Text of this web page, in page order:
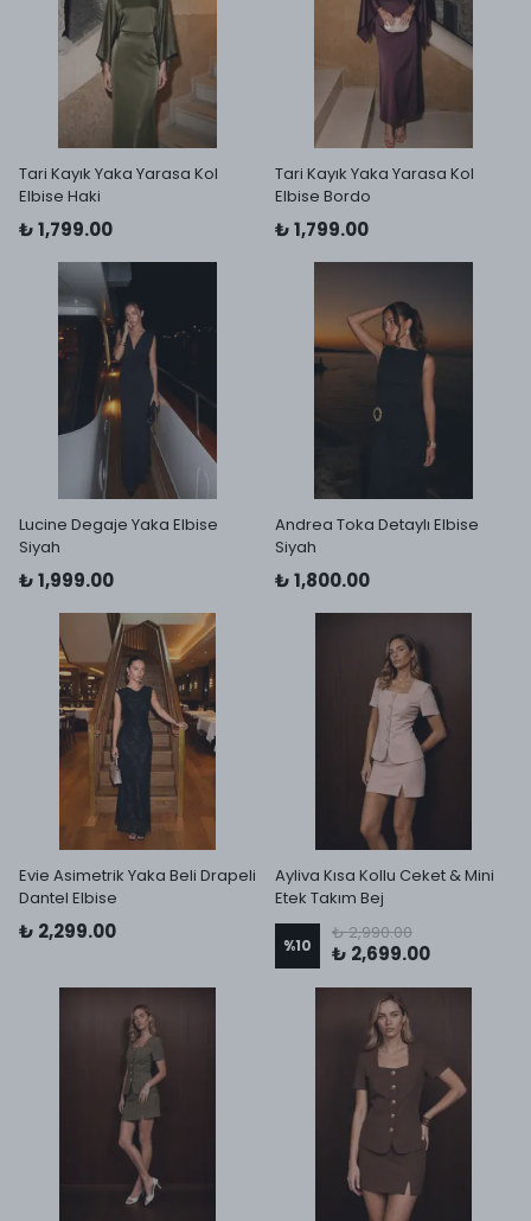
Tari Kayık Yaka Yarasa Kol
Elbise Haki
₺ 1,799.00
Tari Kayık Yaka Yarasa Kol
Elbise Bordo
₺ 1,799.00
Lucine Degaje Yaka Elbise
Siyah
₺ 1,999.00
Andrea Toka Detaylı Elbise
Siyah
₺ 1,800.00
Evie Asimetrik Yaka Beli Drapeli
Dantel Elbise
₺ 2,299.00
Ayliva Kısa Kollu Ceket & Mini
Etek Takım Bej
%10
₺ 2,990.00
₺ 2,699.00